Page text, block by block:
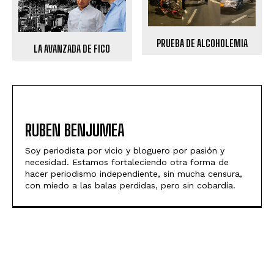
LA AVANZADA DE FICO PRUEBA DE ALCOHOLEMIA
RUBEN BENJUMEA
Soy periodista por vicio y bloguero por pasión y
necesidad. Estamos fortaleciendo otra forma de
hacer periodismo independiente, sin mucha censura,
con miedo a las balas perdidas, pero sin cobardía.